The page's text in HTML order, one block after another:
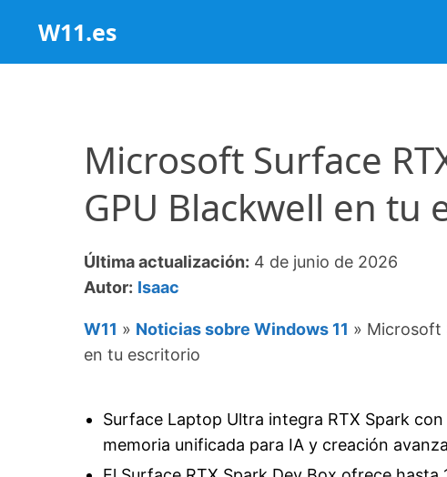
contenido
W11.es
Microsoft Surface
GPU Blackwell en tu
Última actualización: 4 de junio de 2026
Autor: Isaac
W11 » Noticias sobre Windows 11 » Microsoft
en tu escritorio
Surface Laptop Ultra integra RTX Spark
memoria unificada para IA y creación